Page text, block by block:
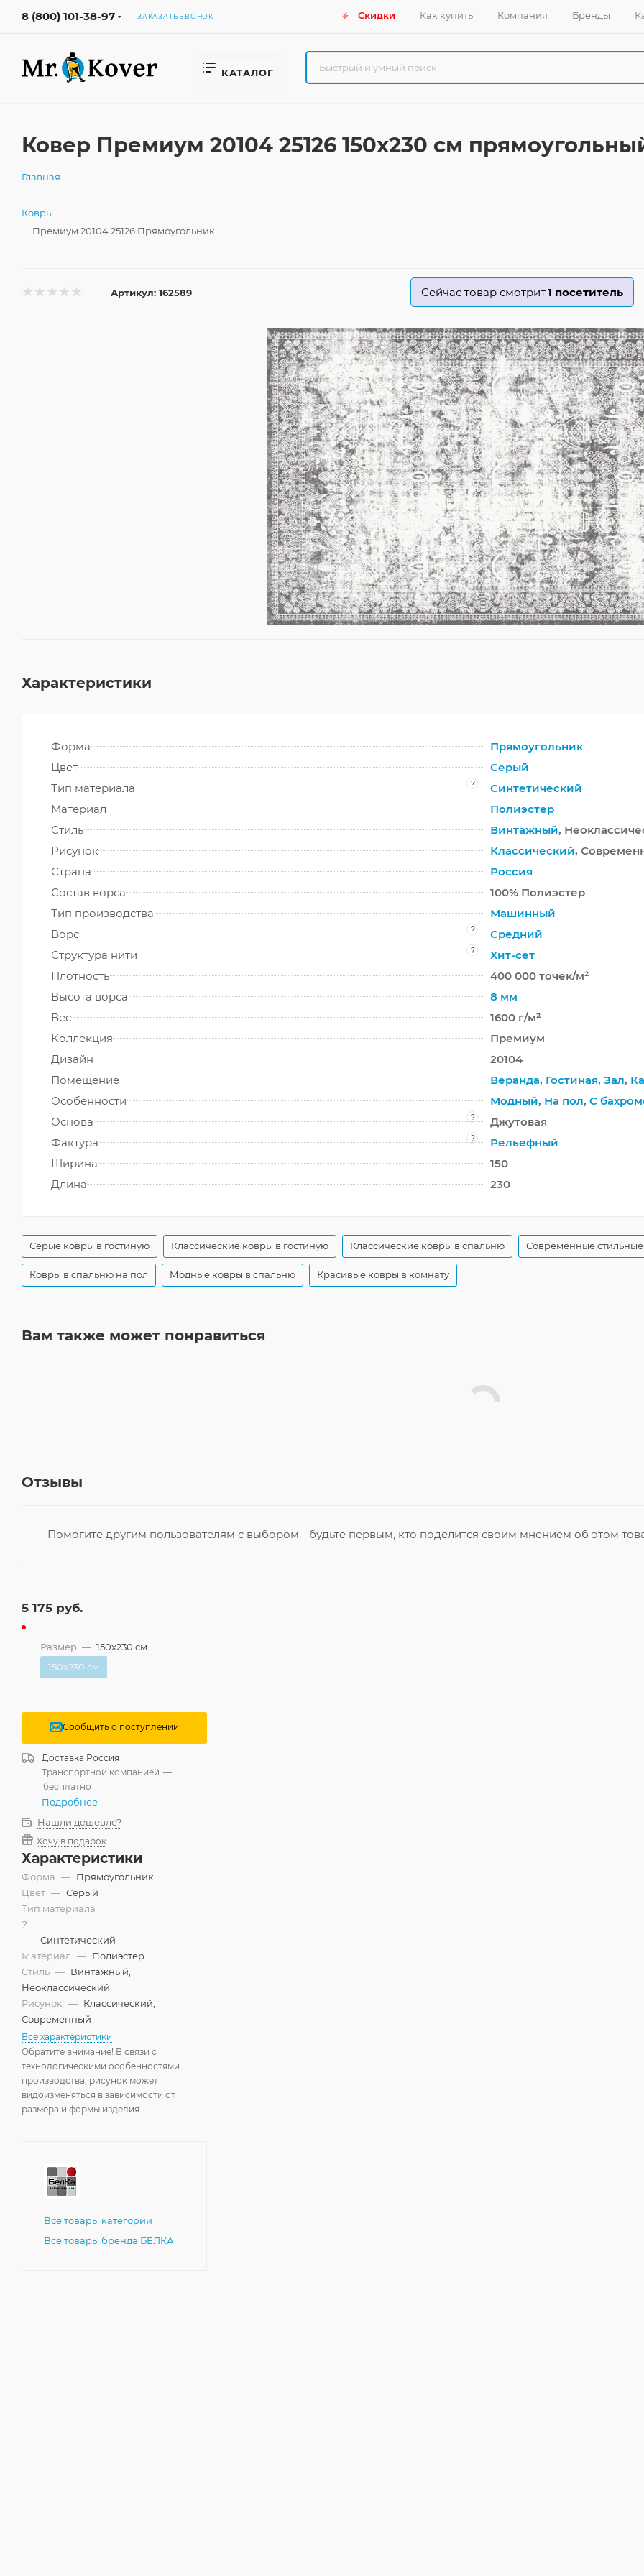
8 (800) 101-38-97 ЗАКАЗАТЬ ЗВОНОК Скидки Как купить Компания Бренды
КАТАЛОГ
Ковер Премиум 20104 25126 150x230 см
Главная
—
Ковры
—Премиум 20104 25126 Прямоугольник
Артикул: 162589 Сейчас товар смотрит1 посетитель
Характеристики
Форма
Прямоугольник
Цвет
Серый
Тип материала
?
Синтетический
Материал
Полиэстер
Стиль
Винтажный,
Рисунок
Классический,
Страна
Россия
Состав ворса
100% Полиэстер
Тип производства
Машинный
Ворс
?
Средний
Структура нити
?
Хит-сет
Плотность
400 000 точек/м²
Высота ворса
8 мм
Вес
1600 г/м²
Коллекция
Премиум
Дизайн
20104
Помещение
Веранда, Гостиная, Зал,
Особенности
Модный, На пол, С
Основа
?
Джутовая
Фактура
?
Рельефный
Ширина
150
Длина
230
Серые ковры в гостиную Классические ковры в гостиную Классические ковры в спальню Современные
Ковры в спальню на пол Модные ковры в спальню Красивые ковры в комнату
Вам также может понравиться
Отзывы
Помогите другим пользователям с выбором - будьте первым, кто поделится своим мнением об этом
5 175 руб.
Размер — 150x230 см
150x230 см
Сообщить о поступлении
Доставка Россия
Транспортной компанией —
бесплатно
Подробнее
Нашли дешевле?
Хочу в подарок
Характеристики
Форма — Прямоугольник
Цвет — Серый
Тип материала
?
— Синтетический
Материал — Полиэстер
Стиль — Винтажный,
Неоклассический
Рисунок — Классический,
Современный
Все характеристики
Обратите внимание! В связи с
технологическими особенностями
производства, рисунок может
видоизменяться в зависимости от
размера и формы изделия.
Все товары категории
Все товары бренда БЕЛКА